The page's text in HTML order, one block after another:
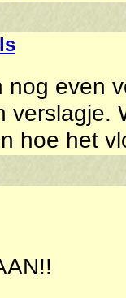
nog even
verslagje.
hoe het